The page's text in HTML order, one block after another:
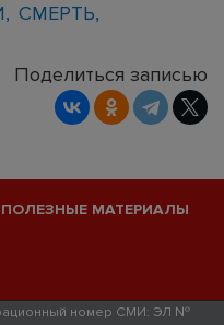
СМЕРТЬ
Поделиться записью
ПОЛЕЗНЫЕ МАТЕРИАЛЫ
номер СМИ: ЭЛ №